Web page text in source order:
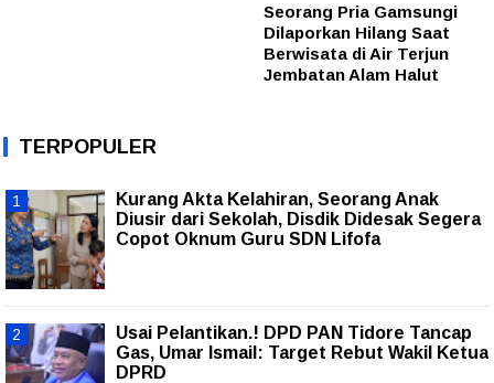
Seorang Pria Gamsungi
Dilaporkan Hilang Saat
Berwisata di Air Terjun
Jembatan Alam Halut
TERPOPULER
Kurang Akta Kelahiran, Seorang Anak
Diusir dari Sekolah, Disdik Didesak Segera
Copot Oknum Guru SDN Lifofa
Usai Pelantikan.! DPD PAN Tidore Tancap
Gas, Umar Ismail: Target Rebut Wakil Ketua
DPRD